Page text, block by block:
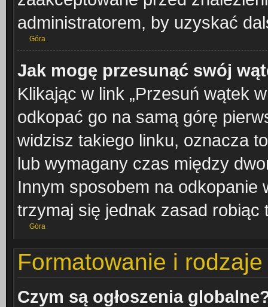
administratorem, by uzyskać
Góra
Jak mogę przesunąć swój
Klikając w link „Przesuń wątek
odkopać go na samą górę
widzisz takiego linku, oznacza
lub wymagany czas między
Innym sposobem na odkopanie
trzymaj się jednak zasad robiąc
Góra
Formatowanie i
Czym są ogłoszenia